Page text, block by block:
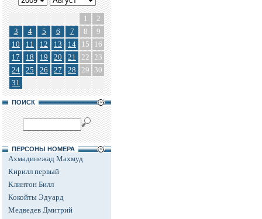
1
2
3
4 5 6 7 8
9
10
11 12 13 14 15
16
17
18 19 20 21 22 23
24
25 26 27 28 29
30
31
ПОИСК
ПЕРСОНЫ НОМЕРА
Ахмадинежад Махмуд
Кирилл первый
Клинтон Билл
Кокойты Эдуард
Медведев Дмитрий